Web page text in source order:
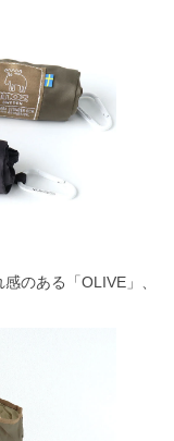
のある「OLIVE」、